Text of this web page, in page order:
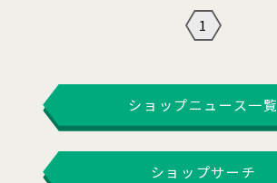
1
ショップニュース一覧
ショップサーチ